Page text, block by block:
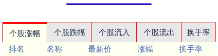
个股涨幅 个股跌幅 个股流入 个股流出
换手率
排名
名称 最新价 涨幅
换手率